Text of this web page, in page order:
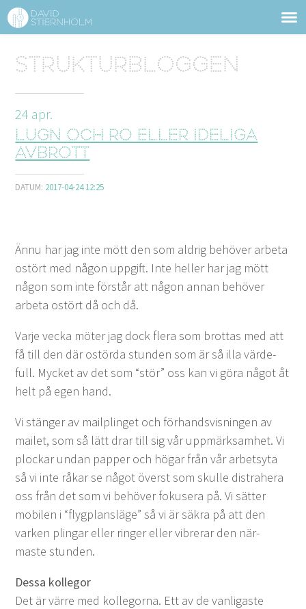
Sidhuvud
Navigering
FÖRELÄSNINGAR
BLOGG SHOP KUNDER PRESS SÖK
Strukturbloggen
24 apr.
Lugn och ro eller ideliga
avbrott
DATUM: 2017-04-24 12:25
Ännu har jag inte mött den som aldrig behöver arbe­ta
ostört med någon uppgift. Inte heller har jag mött
någon som inte förstår att någon annan behöver
arbe­ta ostört då och då.
Var­je vec­ka möter jag dock flera som brot­tas med att
få till den där ostör­da stun­den som är så illa värde­
full. Myck­et av det som “stör” oss kan vi göra något åt
helt på egen hand.
Vi stänger av mailplinget och förhandsvis­nin­gen av
mailet, som så lätt drar till sig vår upp­märk­samhet. Vi
plockar undan pap­per och högar från vår arbet­sy­ta
så vi inte råkar se något överst som skulle dis­tra­hera
oss från det som vi behöver fokusera på. Vi sät­ter
mobilen i “fly­g­plansläge” så vi är säkra på att den
varken plin­gar eller ringer eller vibr­erar den när­
maste stunden.
Dessa kol­le­gor
Det är värre med kol­le­gor­na. Ett av de van­li­gaste